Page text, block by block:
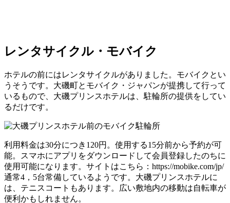
レンタサイクル・モバイク
ホテルの前にはレンタサイクルがありました。モバイクとい
うそうです。大磯町とモバイク・ジャパンが提携して行って
いるもので、大磯プリンスホテルは、駐輪所の提供をしてい
るだけです。
利用料金は30分につき120円。使用する15分前から予約が可
能。スマホにアプリをダウンロードして会員登録したのちに
使用可能になります。サイトはこちら：https://mobike.com/jp/
通常4，5台常備しているようです。大磯プリンスホテルに
は、テニスコートもあります。広い敷地内の移動は自転車が
便利かもしれません。